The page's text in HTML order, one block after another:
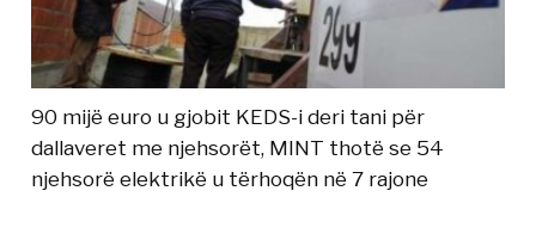
90 mijë euro u gjobit KEDS-i deri tani për
dallaveret me njehsorët, MINT thotë se 54
njehsorë elektrikë u tërhoqën në 7 rajone